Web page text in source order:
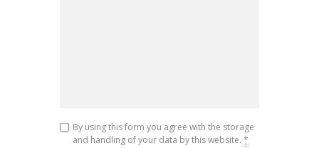
By using this form you agree with the storage
and handling of your data by this website. *